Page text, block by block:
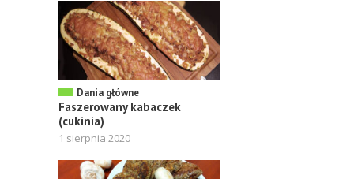
Dania główne
Faszerowany kabaczek
(cukinia)
1 sierpnia 2020